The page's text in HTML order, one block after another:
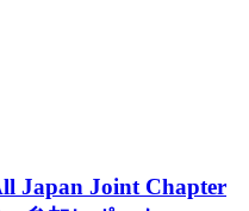
Japan Joint Chapter